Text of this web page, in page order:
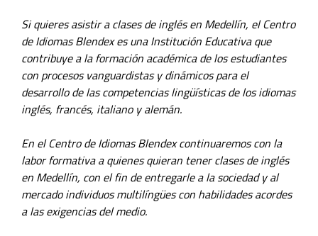
Si quieres asistir a clases de inglés en Medellín, el Centro
de Idiomas Blendex es una Institución Educativa que
contribuye a la formación académica de los estudiantes
con procesos vanguardistas y dinámicos para el
desarrollo de las competencias lingüísticas de los idiomas
inglés, francés, italiano y alemán.
En el Centro de Idiomas Blendex continuaremos con la
labor formativa a quienes quieran tener clases de inglés
en Medellín, con el fin de entregarle a la sociedad y al
mercado individuos multilíngües con habilidades acordes
a las exigencias del medio.